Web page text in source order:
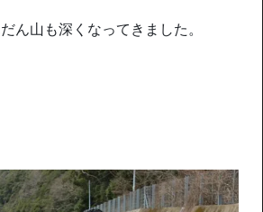
ん山も深くなってきました。